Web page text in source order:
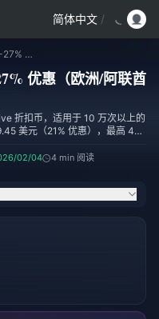
简体中文 /
购买 Poppo 币折扣指南：21-27% 优惠（欧洲/阿联酋 2026）
优惠（欧洲/阿联酋
折扣币，适用于 10 万次以上的
美元（21% 优惠），最高 445
略性购买时机。更新于 2026 年
02/04 4 min 阅读